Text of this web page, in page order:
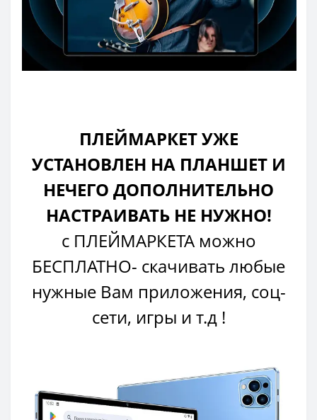
ПЛЕЙМАРКЕТ УЖЕ
УСТАНОВЛЕН НА ПЛАНШЕТ И
НЕЧЕГО ДОПОЛНИТЕЛЬНО
НАСТРАИВАТЬ НЕ НУЖНО!
с ПЛЕЙМАРКЕТА можно
БЕСПЛАТНО- скачивать любые
нужные Вам приложения, соц-
сети, игры и т.д !